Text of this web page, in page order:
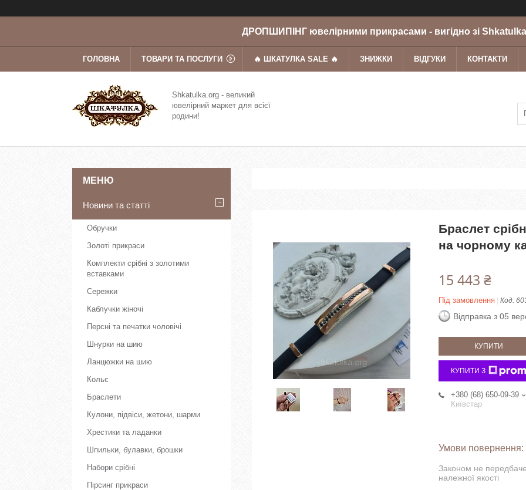
ДРОПШИПІНГ ювелірними прикрасами - вигідно зі
ГОЛОВНА ТОВАРИ ТА ПОСЛУГИ 🔥 ШКАТУЛКА SALE 🔥 ЗНИЖКИ ВІДГУКИ КОНТАКТИ
Shkatulka.org - великий
ювелірний маркет для всієї
родини!
Браслет
на чорному
15 443 ₴
Під замовлення Код:
Відправка з 05
КУПИТИ
КУПИТИ З
+380 (68) 650-09-39
Київстар
Законом не
належної якості
Новини та статті
Обручки
Золоті прикраси
Комплекти срібні з золотими
вставками
Сережки
Каблучки жіночі
Персні та печатки чоловічі
Шнурки на шию
Ланцюжки на шию
Кольє
Браслети
Кулони, підвіси, жетони, шарми
Хрестики та ладанки
Шпильки, булавки, брошки
Набори срібні
Пірсинг прикраси